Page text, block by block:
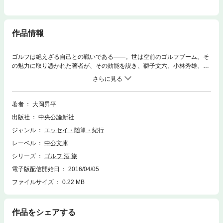
作品情報
ゴルフは絶えざる自己との戦いである――。世は空前のゴルフブーム。そ
の魅力に取り憑かれた著者が、その効能を説き、獅子文六、小林秀雄、石
原慎太郎ら文士との交友を綴る。そして、はじめて飲んだ日本酒の味や、
米欧旅行の見聞……。多忙な作家の執筆の合間には、いつも「ゴルフ、
酒、旅」があった。 〈解説〉宮田毬栄
著者
大岡昇平
出版社
中央公論新社
ジャンル
エッセイ・随筆・紀行
レーベル
中公文庫
シリーズ
ゴルフ 酒 旅
電子版配信開始日
2016/04/05
ファイルサイズ
0.22 MB
作品をシェアする